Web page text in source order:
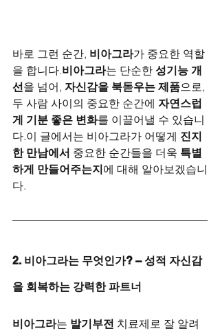
바로 그런 순간, 비아그라가 중요한 역할
을 합니다.비아그라는 단순한 성기능 개
선을 넘어, 자신감을 북돋우는 제품으로,
두 사람 사이의 중요한 순간에 자연스럽
게 기분 좋은 변화를 이끌어낼 수 있습니
다.이 글에서는 비아그라가 어떻게 진지
한 만남에서 중요한 순간들을 더욱 특별
하게 만들어주는지에 대해 알아보겠습니
다.
2. 비아그라는 무엇인가? – 성적 자신감
을 회복하는 강력한 파트너
비아그라는 발기부전 치료제로 잘 알려